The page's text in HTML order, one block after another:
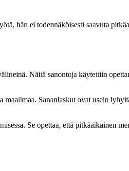
hän ei todennäköisesti saavuta
Näitä sanontoja käytettiin
Sananlaskut ovat usein
Se opettaa, että pitkäaikainen